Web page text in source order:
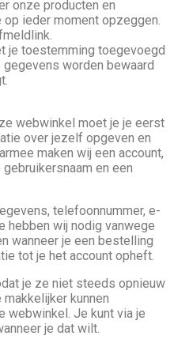
onze producten en
op ieder moment opzeggen.
je toestemming toegevoegd
worden bewaard
webwinkel moet je je eerst
over jezelf opgeven en
maken wij een account,
en een
telefoonnummer, e-
hebben wij nodig vanwege
wanneer je een bestelling
tot je het account opheft.
je ze niet steeds opnieuw
kunnen
webwinkel. Je kunt via je
je dat wilt.